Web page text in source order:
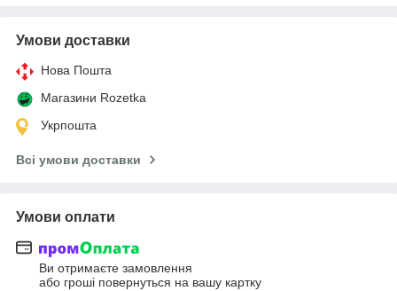
Умови доставки
Нова Пошта
Магазини Rozetka
Укрпошта
Всі умови доставки
Умови оплати
Ви отримаєте замовлення
або гроші повернуться на вашу картку